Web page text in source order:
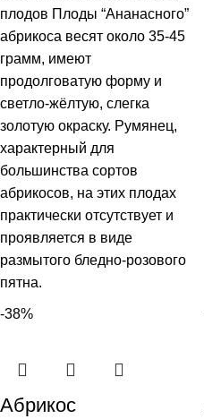
плодов Плоды “Ананасного”
абрикоса весят около 35-45
грамм, имеют
продолговатую форму и
светло-жёлтую, слегка
золотую окраску. Румянец,
характерный для
большинства сортов
абрикосов, на этих плодах
практически отсутствует и
проявляется в виде
размытого бледно-розового
пятна.
-38%
Абрикос